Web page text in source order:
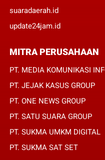
suaradaerah.id
update24jam.id
MITRA PERUSAHAAN
PT. MEDIA KOMUNIKASI
PT. JEJAK KASUS GROUP
PT. ONE NEWS GROUP
PT. SATU SUARA GROUP
PT. SUKMA UMKM DIGITAL
PT. SUKMA SAT SET